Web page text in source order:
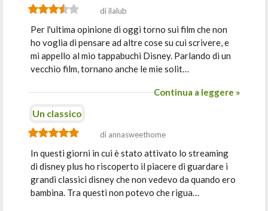
di ilalub
Per l'ultima opinione di oggi torno sui film che non
ho voglia di pensare ad altre cose su cui scrivere, e
mi appello al mio tappabuchi Disney. Parlando di un
vecchio film, tornano anche le mie solit…
Continua a leggere »
Un classico
di annasweethome
In questi giorni in cui è stato attivato lo streaming
di disney plus ho riscoperto il piacere di guardare i
grandi classici disney che non vedevo da quando ero
bambina. Tra questi non potevo che rigua…